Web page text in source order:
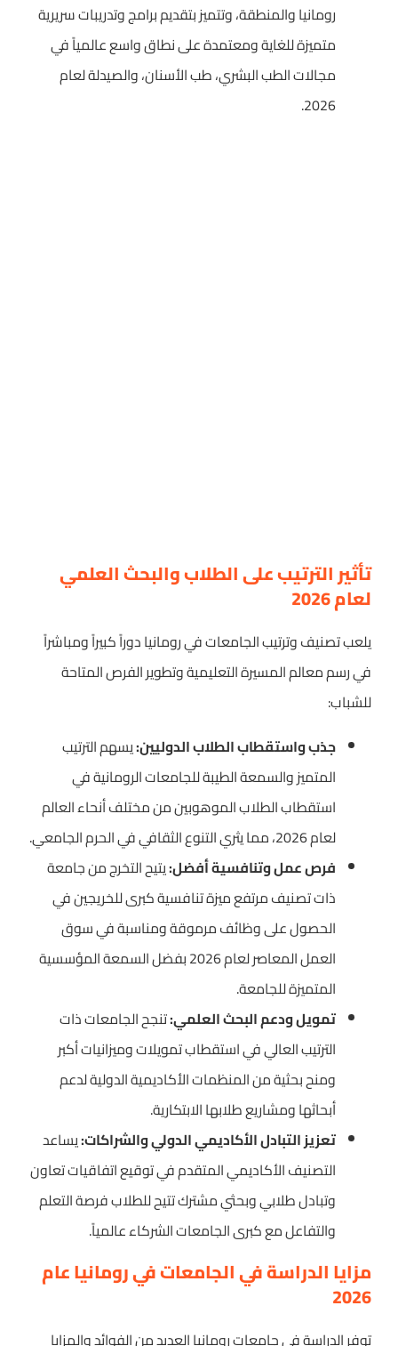
رومانيا والمنطقة، وتتميز بتقديم برامج وتدريبات سريرية
متميزة للغاية ومعتمدة على نطاق واسع عالمياً في
مجالات الطب البشري، طب الأسنان، والصيدلة لعام
2026.
تأثير الترتيب على الطلاب والبحث العلمي
لعام 2026
يلعب تصنيف وترتيب الجامعات في رومانيا دوراً كبيراً ومباشراً
في رسم معالم المسيرة التعليمية وتطوير الفرص المتاحة
للشباب:
جذب واستقطاب الطلاب الدوليين:يسهم الترتيب
المتميز والسمعة الطيبة للجامعات الرومانية في
استقطاب الطلاب الموهوبين من مختلف أنحاء العالم
لعام 2026، مما يثري التنوع الثقافي في الحرم الجامعي.
فرص عمل وتنافسية أفضل:يتيح التخرج من جامعة
ذات تصنيف مرتفع ميزة تنافسية كبرى للخريجين في
الحصول على وظائف مرموقة ومناسبة في سوق
العمل المعاصر لعام 2026 بفضل السمعة المؤسسية
المتميزة للجامعة.
تمويل ودعم البحث العلمي:تنجح الجامعات ذات
الترتيب العالي في استقطاب تمويلات وميزانيات أكبر
ومنح بحثية من المنظمات الأكاديمية الدولية لدعم
أبحاثها ومشاريع طلابها الابتكارية.
تعزيز التبادل الأكاديمي الدولي والشراكات:يساعد
التصنيف الأكاديمي المتقدم في توقيع اتفاقيات تعاون
وتبادل طلابي وبحثي مشترك تتيح للطلاب فرصة التعلم
والتفاعل مع كبرى الجامعات الشركاء عالمياً.
مزايا الدراسة في الجامعات في رومانيا عام
2026
توفر الدراسة في جامعات رومانيا العديد من الفوائد والمزايا